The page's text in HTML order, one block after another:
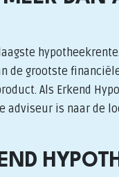
de grootste
Als Erkend
adviseur is naar de